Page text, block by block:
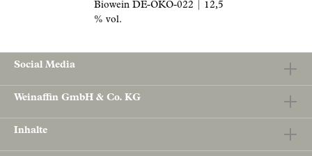
Biowein DE-ÖKO-022 | 12,5
% vol.
Social Media
Weinaffin GmbH & Co. KG
Inhalte